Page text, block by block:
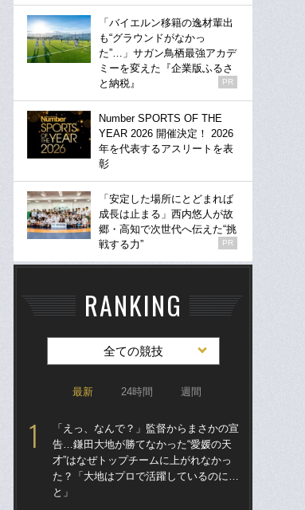
「バイエルン移籍の逸材輩出
も“グラウンドがなかっ
た”…」サガン鳥栖最強アカデ
ミーを変えた『企業版ふるさ
と納税』
PR
Number SPORTS OF THE
YEAR 2026 開催決定！ 2026
年を代表するアスリートを表
彰
「安定した場所にとどまれば
成長は止まる」西内悠人が故
郷・高知で次世代へ伝えた“挑
戦する力”
PR
RANKING
全ての競技
最新 24時間 週間
「えっ、なんで？」監督からまさかの宣
告…鎌田大地が勝てなかった“愛媛の天
才”はなぜトップチームに上がれなかっ
た？「大地はプロで活躍しているのに…
と」